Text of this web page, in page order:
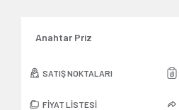
Anahtar Priz
SATIŞ NOKTALARI
FİYAT LİSTESİ